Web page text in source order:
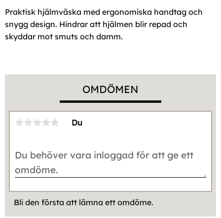
Praktisk hjälmväska med ergonomiska handtag och
snygg design. Hindrar att hjälmen blir repad och
skyddar mot smuts och damm.
OMDÖMEN
Du
Bli den första att lämna ett omdöme.